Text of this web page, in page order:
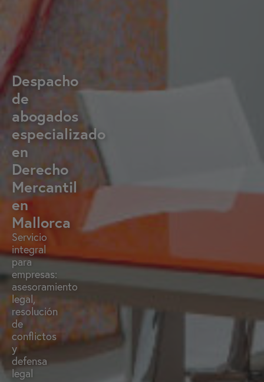
Despacho
de
abogados
especializado
en
Derecho
Mercantil
en
Mallorca
Servicio
integral
para
empresas:
asesoramiento
legal,
resolución
de
conflictos
y
defensa
legal